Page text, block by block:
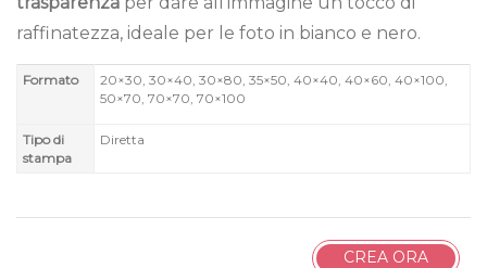
raffinatezza, ideale per le foto in bianco e nero.
Formato
20×30, 30×40, 30×80, 35×50, 40×40, 40×60, 40×100,
50×70, 70×70, 70×100
Tipo di
stampa
Diretta
CREA ORA